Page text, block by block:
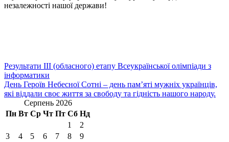
незалежності нашої держави!
Навігація
записів
Результати ІІІ (обласного) етапу Всеукраїнської олімпіади з
інформатики
День Героїв Небесної Сотні – день пам’яті мужніх українців,
які віддали своє життя за свободу та гідність нашого народу.
Серпень 2026
Пн Вт Ср Чт Пт Сб Нд
1
2
3
4 5 6 7 8
9